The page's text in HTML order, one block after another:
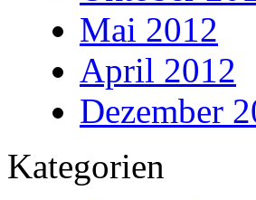
Mai 2012
April 2012
Dezember
Kategorien